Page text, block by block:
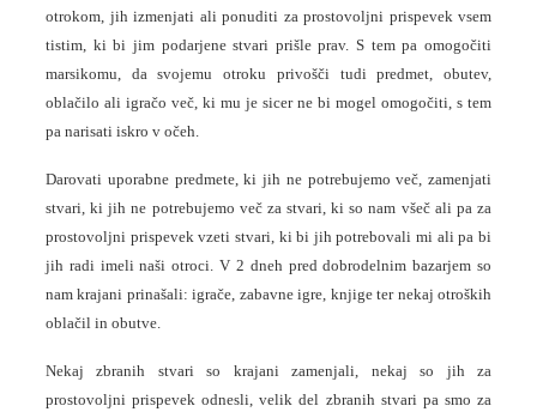
otrokom, jih izmenjati ali ponuditi za prostovoljni prispevek vsem
tistim, ki bi jim podarjene stvari prišle prav. S tem pa omogočiti
marsikomu, da svojemu otroku privošči tudi predmet, obutev,
oblačilo ali igračo več, ki mu je sicer ne bi mogel omogočiti, s tem
pa narisati iskro v očeh.
Darovati uporabne predmete, ki jih ne potrebujemo več, zamenjati
stvari, ki jih ne potrebujemo več za stvari, ki so nam všeč ali pa za
prostovoljni prispevek vzeti stvari, ki bi jih potrebovali mi ali pa bi
jih radi imeli naši otroci. V 2 dneh pred dobrodelnim bazarjem so
nam krajani prinašali: igrače, zabavne igre, knjige ter nekaj otroških
oblačil in obutve.
Nekaj zbranih stvari so krajani zamenjali, nekaj so jih za
prostovoljni prispevek odnesli, velik del zbranih stvari pa smo za